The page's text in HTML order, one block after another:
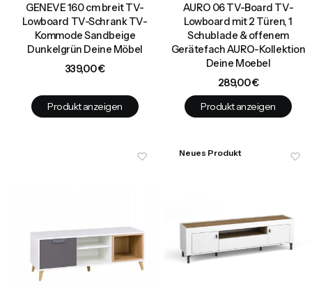
GENEVE 160 cm breit TV-
Lowboard TV-Schrank TV-
Kommode Sandbeige
Dunkelgrün Deine Möbel
Preis
339,00 €
Produkt anzeigen
AURO 06 TV-Board TV-
Lowboard mit 2 Türen, 1
Schublade & offenem
Gerätefach AURO-Kollektion
Deine Moebel
Preis
289,00 €
Produkt anzeigen
Neues Produkt